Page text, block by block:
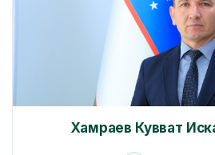
Хамраев Кувват